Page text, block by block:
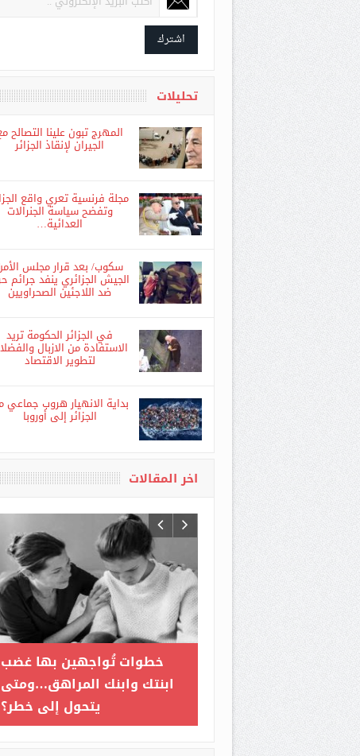
اشترك فى القائمة البريدية ليصلك كل جديد
تحليلات
الجيران لإنقاذ الجزائر
وتفضح سياسة الجنرالات
العدائية…
ضد اللاجئين الصحراويين
لتطوير الاقتصاد
اخر المقالات
اندلاع حريق في مستودع
للتخزين بمصنع للمصابيح بالمدية
مباحثات مع رئيسة
الأوروبي لإعادة الإعمار